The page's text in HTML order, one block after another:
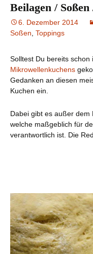
Beilagen /
6. Dezember 2014
Soßen, Toppings
Solltest Du bereits
Mikrowellenkuchens
Gedanken an diesen
Kuchen ein.
Dabei gibt es außer dem
welche maßgeblich für
verantwortlich ist. Die